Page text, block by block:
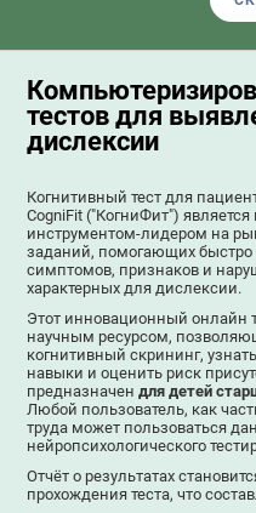
тестов для
дислексии
Когнитивный тест для
CogniFit ("КогниФит")
инструментом-лидером на
заданий, помогающих быстро
симптомов, признаков и
характерных для дислексии.
Этот инновационный онлайн
научным ресурсом,
когнитивный скрининг,
навыки и оценить риск
предназначендля детей
Любой пользователь, как
труда может пользоваться
нейропсихологического
Отчёт о результатах
прохождения теста, что